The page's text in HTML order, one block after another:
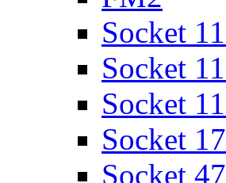
Socket
Socket
Socket
Socket
Socket